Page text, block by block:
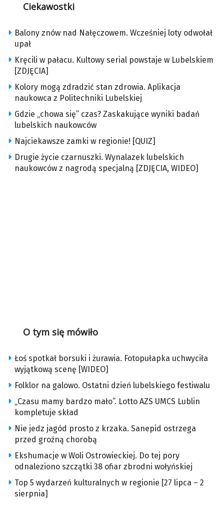
Ciekawostki
Balony znów nad Nałęczowem. Wcześniej loty odwołał
upał
Kręcili w pałacu. Kultowy serial powstaje w Lubelskiem
[ZDJĘCIA]
Kolory mogą zdradzić stan zdrowia. Aplikacja
naukowca z Politechniki Lubelskiej
Gdzie „chowa się” czas? Zaskakujące wyniki badań
lubelskich naukowców
Najciekawsze zamki w regionie! [QUIZ]
Drugie życie czarnuszki. Wynalazek lubelskich
naukowców z nagrodą specjalną [ZDJĘCIA, WIDEO]
O tym się mówiło
Łoś spotkał borsuki i żurawia. Fotopułapka uchwyciła
wyjątkową scenę [WIDEO]
Folklor na galowo. Ostatni dzień lubelskiego festiwalu
„Czasu mamy bardzo mało”. Lotto AZS UMCS Lublin
kompletuje skład
Nie jedz jagód prosto z krzaka. Sanepid ostrzega
przed groźną chorobą
Ekshumacje w Woli Ostrowieckiej. Do tej pory
odnaleziono szczątki 38 ofiar zbrodni wołyńskiej
Top 5 wydarzeń kulturalnych w regionie [27 lipca – 2
sierpnia]